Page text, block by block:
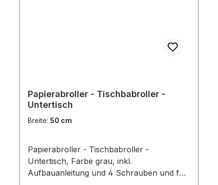
Papierabroller - Tischbabroller -
Untertisch
Breite: 50 cm
Papierabroller - Tischbabroller -
Untertisch, Farbe grau, inkl.
Aufbauanleitung und 4 Schrauben und für: